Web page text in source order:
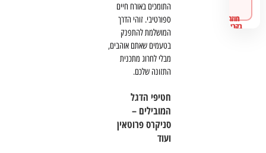
התומכים באורח חיים
ספורטיבי. זוהי הדרך
המושלמת להתפנק
בטעמים שאתם אוהבים,
מבלי לחרוג מתכנית
התזונה שלכם.
חטיפי הדגל
המובילים –
סניקרס פרוטאין
ועוד